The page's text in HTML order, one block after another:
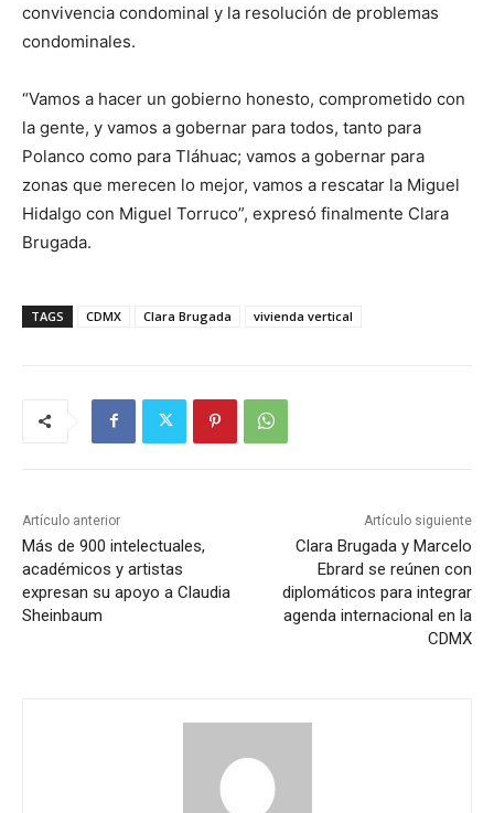
convivencia condominal y la resolución de problemas
condominales.
“Vamos a hacer un gobierno honesto, comprometido con
la gente, y vamos a gobernar para todos, tanto para
Polanco como para Tláhuac; vamos a gobernar para
zonas que merecen lo mejor, vamos a rescatar la Miguel
Hidalgo con Miguel Torruco”, expresó finalmente Clara
Brugada.
TAGS CDMX Clara Brugada vivienda vertical
Artículo anterior
Más de 900 intelectuales,
académicos y artistas
expresan su apoyo a Claudia
Sheinbaum
Artículo siguiente
Clara Brugada y Marcelo
Ebrard se reúnen con
diplomáticos para integrar
agenda internacional en la
CDMX